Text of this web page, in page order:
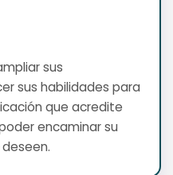
sus
sus habilidades para
que acredite
encaminar su